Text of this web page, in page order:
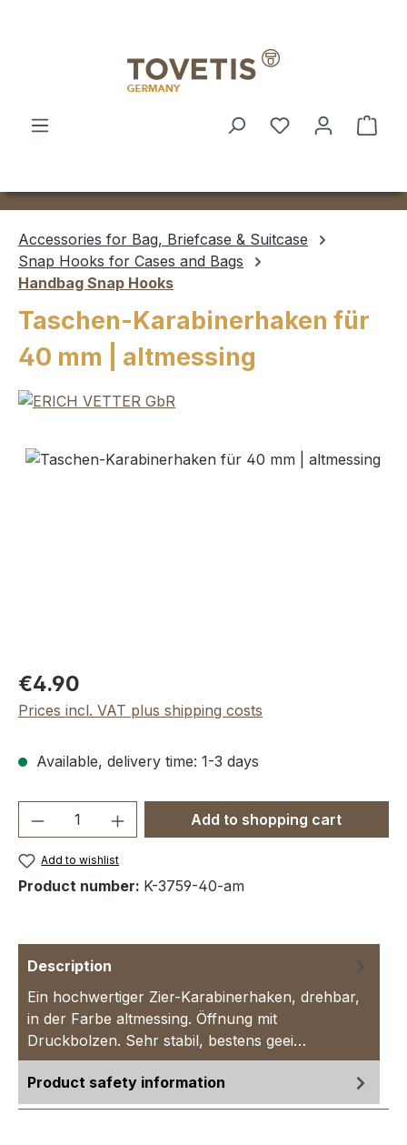
Accessories for Bag, Briefcase & Suitcase
Snap Hooks for Cases and Bags
Handbag Snap Hooks
Taschen-Karabinerhaken für
40 mm | altmessing
Skip image gallery
Regular price:
€4.90
Prices incl. VAT plus shipping costs
Available, delivery time: 1-3 days
Product Quantity: Enter the desired
Add to shopping cart
Add to wishlist
Product number: K-3759-40-am
Description
Ein hochwertiger Zier-Karabinerhaken, drehbar,
in der Farbe altmessing. Öffnung mit
Druckbolzen. Sehr stabil, bestens geei…
Product safety information